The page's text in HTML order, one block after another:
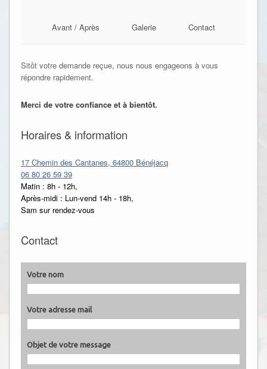
Avant / Après Galerie Contact
Sitôt votre demande reçue, nous nous engageons à vous
répondre rapidement.
Merci de votre confiance et à bientôt.
Horaires & information
17 Chemin des Cantanes, 64800 Bénéjacq
06 80 26 59 39
Matin : 8h - 12h,
Après-midi : Lun-vend 14h - 18h,
Sam sur rendez-vous
Contact
Votre nom
Votre adresse mail
Objet de votre message